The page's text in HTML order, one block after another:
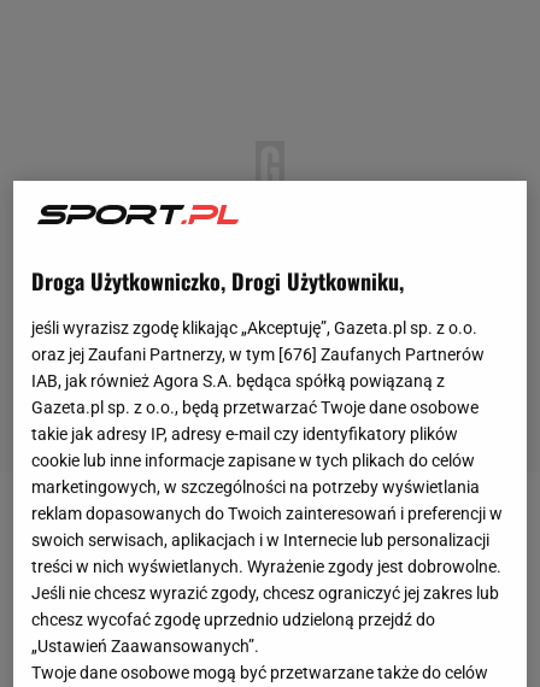
Mimo że Kaczmarski, młodzieżowym
reprezentantem Polski i jednym z najlepszych
zawodników z rocznika 2004 w Polsce, interesowały
się także Legia Warszawa i Lech Poznań, jak
informujePiotr Koźmiński z WP SportoweFakty,
Droga Użytkowniczko, Drogi Użytkowniku,
jeśli wyrazisz zgodę klikając „Akceptuję”, Gazeta.pl sp. z o.o.
oraz jej Zaufani Partnerzy, w tym [676] Zaufanych Partnerów
IAB, jak również Agora S.A. będąca spółką powiązaną z
Gazeta.pl sp. z o.o., będą przetwarzać Twoje dane osobowe
takie jak adresy IP, adresy e-mail czy identyfikatory plików
cookie lub inne informacje zapisane w tych plikach do celów
marketingowych, w szczególności na potrzeby wyświetlania
reklam dopasowanych do Twoich zainteresowań i preferencji w
swoich serwisach, aplikacjach i w Internecie lub personalizacji
treści w nich wyświetlanych. Wyrażenie zgody jest dobrowolne.
Jeśli nie chcesz wyrazić zgody, chcesz ograniczyć jej zakres lub
chcesz wycofać zgodę uprzednio udzieloną przejdź do
„Ustawień Zaawansowanych”.
Twoje dane osobowe mogą być przetwarzane także do celów